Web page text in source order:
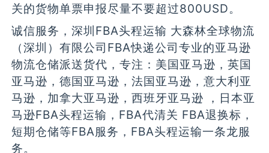
关的货物单票申报尽量不要超过800USD。
诚信服务，深圳FBA头程运输 大森林全球物流
（深圳）有限公司FBA快递公司专业的亚马逊
物流仓储派送货代，专注：美国亚马逊，英国
亚马逊，德国亚马逊，法国亚马逊，意大利亚
马逊，加拿大亚马逊，西班牙亚马逊 ，日本亚
马逊FBA头程运输，FBA代清关 FBA退换标，
短期仓储等FBA服务，FBA头程运输一条龙服
务。